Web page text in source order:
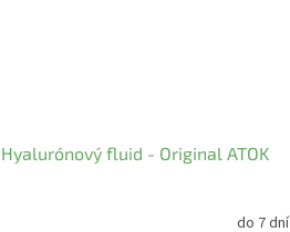
Hyalurónový fluid - Original ATOK
do 7 dní